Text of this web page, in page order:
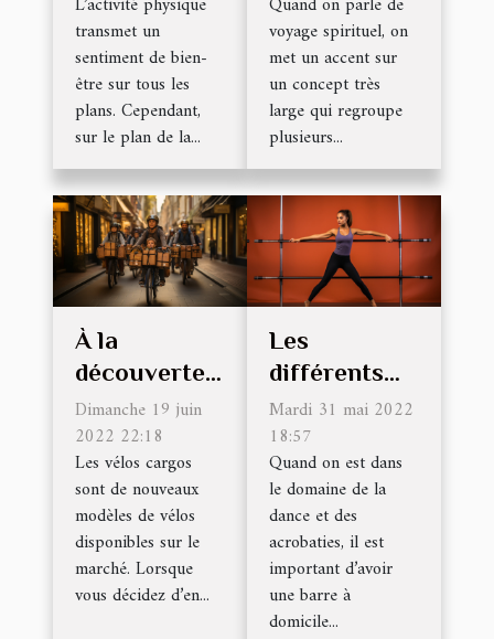
transmet un
sentiment de bien-
être sur tous les
plans. Cependant,
sur le plan de la...
voyages
spirituels ?
voyage spirituel, on
met un accent sur
un concept très
large qui regroupe
plusieurs...
À la
découverte
des
différentes
familles de
vélo cargo
Dimanche 19 juin
2022 22:18
Les vélos cargos
sont de nouveaux
modèles de vélos
disponibles sur le
marché. Lorsque
vous décidez d’en...
Les
différents
types de
barre pole
dance
Mardi 31 mai 2022
18:57
Quand on est dans
le domaine de la
dance et des
acrobaties, il est
important d’avoir
une barre à
domicile...